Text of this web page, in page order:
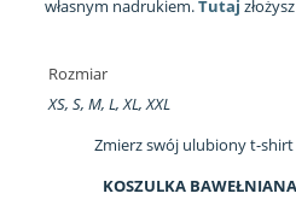
własnym nadrukiem.Tutaj
Rozmiar
XS, S, M, L, XL, XXL
Zmierz swój ulubiony t-
KOSZULKA